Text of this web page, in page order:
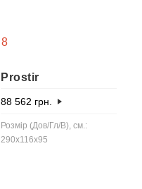
Prostir
88 562 грн.
Розмір (Дов/Гл/В), см.:
290x116x95